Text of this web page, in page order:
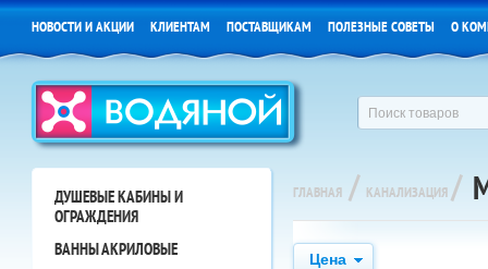
НОВОСТИ И АКЦИИ КЛИЕНТАМ ПОСТАВЩИКАМ ПОЛЕЗНЫЕ СОВЕТЫ О
ДУШЕВЫЕ КАБИНЫ И
ОГРАЖДЕНИЯ
ВАННЫ АКРИЛОВЫЕ
ГЛАВНАЯ / КАНАЛИЗАЦИЯ /
Цена